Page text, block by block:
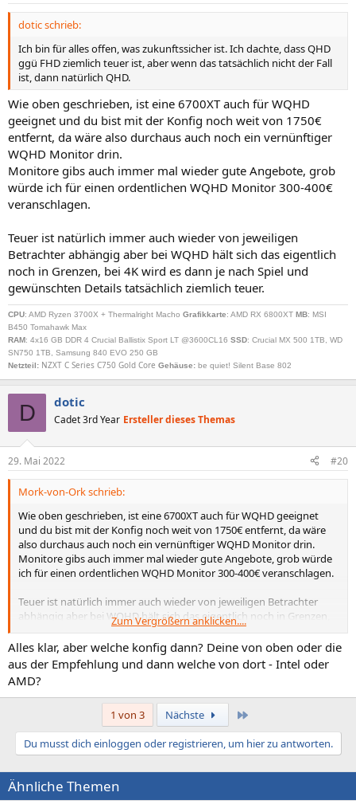
dotic schrieb:
Ich bin für alles offen, was zukunftssicher ist. Ich dachte, dass QHD
ggü FHD ziemlich teuer ist, aber wenn das tatsächlich nicht der Fall
ist, dann natürlich QHD.
Wie oben geschrieben, ist eine 6700XT auch für WQHD
geeignet und du bist mit der Konfig noch weit von 1750€
entfernt, da wäre also durchaus auch noch ein vernünftiger
WQHD Monitor drin.
Monitore gibs auch immer mal wieder gute Angebote, grob
würde ich für einen ordentlichen WQHD Monitor 300-400€
veranschlagen.
Teuer ist natürlich immer auch wieder von jeweiligen
Betrachter abhängig aber bei WQHD hält sich das eigentlich
noch in Grenzen, bei 4K wird es dann je nach Spiel und
gewünschten Details tatsächlich ziemlich teuer.
CPU: AMD Ryzen 3700X + Thermalright Macho Grafikkarte: AMD RX 6800XT MB: MSI
B450 Tomahawk Max
RAM: 4x16 GB DDR 4 Crucial Ballistix Sport LT @3600CL16 SSD: Crucial MX 500 1TB, WD
SN750 1TB, Samsung 840 EVO 250 GB
Netzteil: NZXT C Series C750 Gold Core Gehäuse: be quiet! Silent Base 802
D dotic
Cadet 3rd Year Ersteller dieses Themas
29. Mai 2022 #20
Mork-von-Ork schrieb:
Wie oben geschrieben, ist eine 6700XT auch für WQHD geeignet
und du bist mit der Konfig noch weit von 1750€ entfernt, da wäre
also durchaus auch noch ein vernünftiger WQHD Monitor drin.
Monitore gibs auch immer mal wieder gute Angebote, grob würde
ich für einen ordentlichen WQHD Monitor 300-400€ veranschlagen.
Teuer ist natürlich immer auch wieder von jeweiligen Betrachter
abhängig aber bei WQHD hält sich das eigentlich noch in Grenzen,
bei 4K wird es dann je nach Spiel und gewünschten Details
tatsächlich ziemlich teuer.
Zum Vergrößern anklicken....
Alles klar, aber welche konfig dann? Deine von oben oder die
aus der Empfehlung und dann welche von dort - Intel oder
AMD?
1 von 3 Nächste
Du musst dich einloggen oder registrieren, um hier zu antworten.
Ähnliche Themen